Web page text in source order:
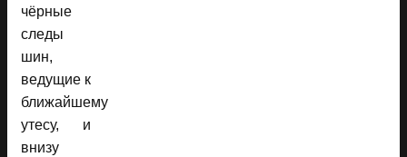
чёрные
следы
шин,
ведущие к
ближайшему
утесу, и
внизу